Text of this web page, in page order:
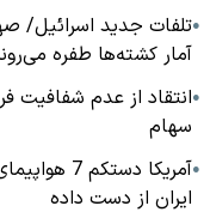
●تلفات جدید اسرائیل/
آمار کشته‌ها طفره
●انتقاد از عدم شفافیت
سهام
●
آمریکا
ایران از دست داده